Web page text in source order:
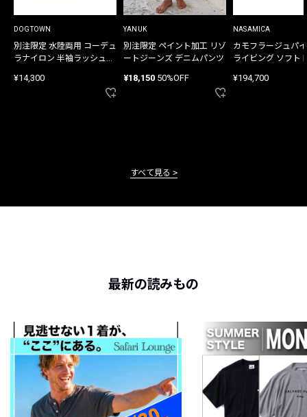
DOGTOWN
別注限定 水陸両用 コーデュ
ラナイロン 半袖ラッシュガ
¥14,300
YANUK
別注限定 ペイント加工 リゾ
ートジーンズ デニムパンツ
¥18,150 50%OFF
NASAMICA
カモフラージュパ
ライビング ソフト
¥194,700
すべて見る
最新の読みもの